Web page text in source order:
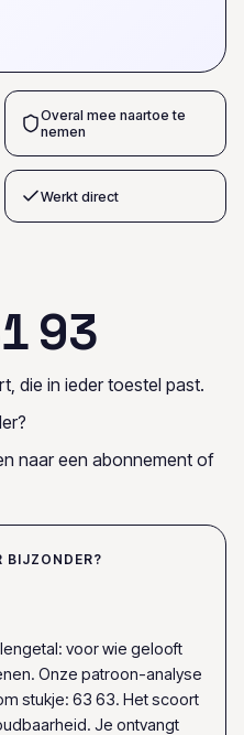
Overal mee naartoe te
nemen
Werkt direct
193
die in ieder toestel past.
naar een abonnement of
BIJZONDER?
voor wie gelooft
Onze patroon-analyse
stukje: 63 63. Het scoort
Je ontvangt